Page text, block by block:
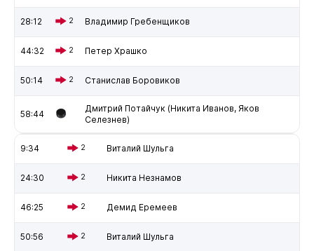
28:12 2 Владимир Гребенщиков
44:32 2 Петер Храшко
50:14 2 Станислав Боровиков
58:44
Дмитрий Потайчук (Никита Иванов, Яков
Селезнев)
9:34 2 Виталий Шульга
24:30 2 Никита Незнамов
46:25 2 Демид Еремеев
50:56 2 Виталий Шульга